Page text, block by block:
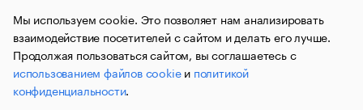
© АО «РОСБИЗНЕСКОНСАЛТИНГ»,1995–2026.Сообщения
и материалы информационного агентства «РБК»
(зарегистрировано Федеральной службой по надзору в сфере
связи, информационных технологий и массовых
коммуникаций (Роскомнадзор) 09.12.2015 за номером ИА
№ФС77-63848) сопровождаются пометкой «РБК». Отдельные
публикации могут содержать информацию,
Мы используем cookie. Это позволяет нам анализировать
взаимодействие посетителей с сайтом и делать его лучше.
Продолжая пользоваться сайтом, вы соглашаетесь с
использованием файлов cookieи политикой
конфиденциальности.